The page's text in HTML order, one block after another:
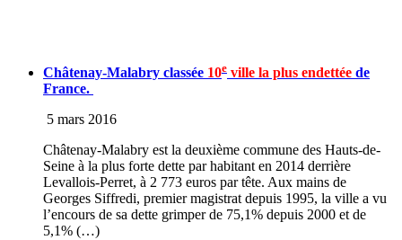
Châtenay-Malabry classée 10e ville la plus endettée de
France.
5 mars 2016
Châtenay-Malabry est la deuxième commune des Hauts-de-
Seine à la plus forte dette par habitant en 2014 derrière
Levallois-Perret, à 2 773 euros par tête. Aux mains de
Georges Siffredi, premier magistrat depuis 1995, la ville a vu
l’encours de sa dette grimper de 75,1% depuis 2000 et de
5,1% (…)